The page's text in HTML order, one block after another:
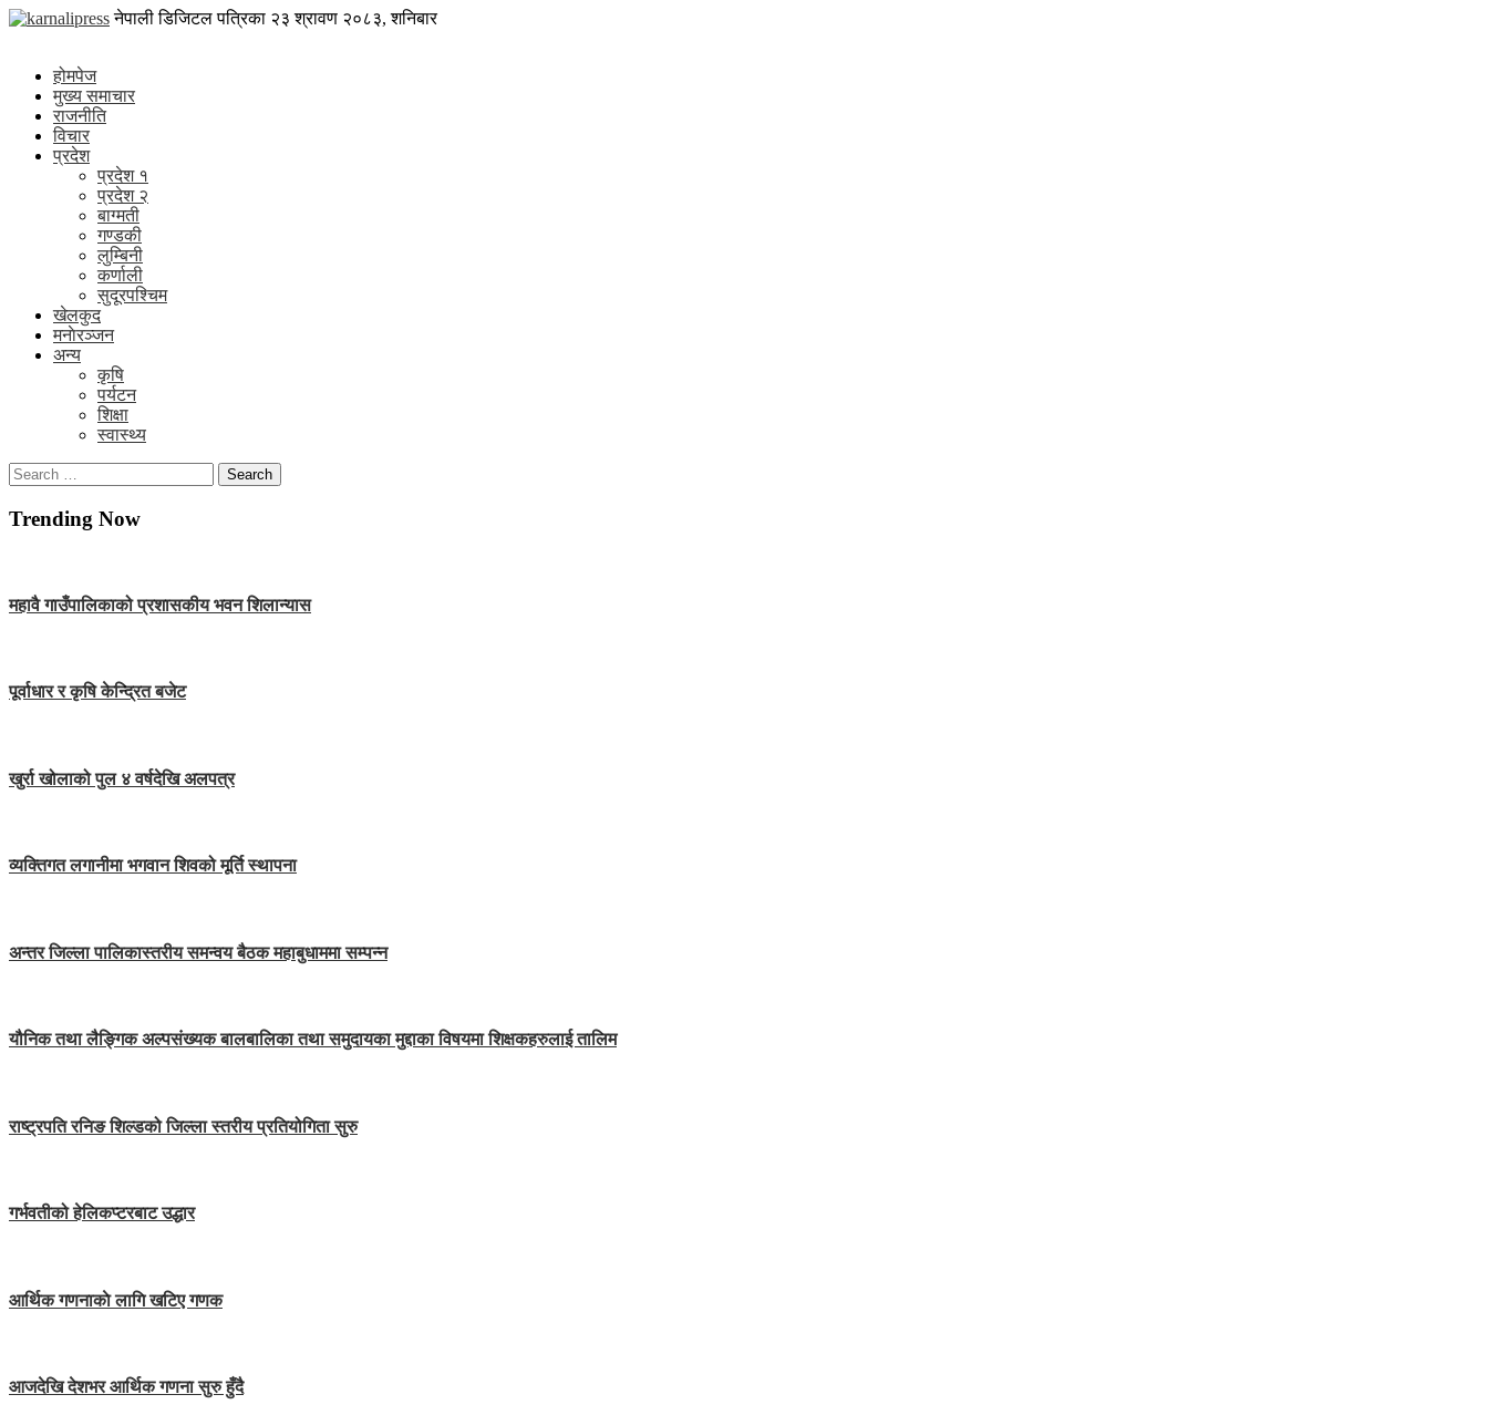
Skip
karnalipress
नेपाली डिजिटल पत्रिका २३ श्रावण २०८३, शनिबार
होमपेज
मुख्य समाचार
राजनीति
विचार
प्रदेश
प्रदेश १
प्रदेश २
बाग्मती
गण्डकी
लुम्बिनी
कर्णाली
सुदूरपश्चिम
खेलकुद
मनाेरञ्जन
अन्य
कृषि
पर्यटन
शिक्षा
स्वास्थ्य
Search
for:
Trending Now
महावै गाउँपालिकाको प्रशासकीय भवन शिलान्यास
पूर्वाधार र कृषि केन्द्रित बजेट
खुर्रा खोलाको पुल ४ वर्षदेखि अलपत्र
व्यक्तिगत लगानीमा भगवान शिवको मूर्ति स्थापना
अन्तर जिल्ला पालिकास्तरीय समन्वय बैठक महाबुधाममा सम्पन्न
यौनिक तथा लैङ्गिक अल्पसंख्यक बालबालिका तथा समुदायका मुद्दाका विषयमा शिक्षकहरुलाई तालिम
राष्ट्रपति रनिङ शिल्डको जिल्ला स्तरीय प्रतियोगिता सुरु
गर्भवतीको हेलिकप्टरबाट उद्धार
आर्थिक गणनाकाे लागि खटिए गणक
आजदेखि देशभर आर्थिक गणना सुरु हुँदै